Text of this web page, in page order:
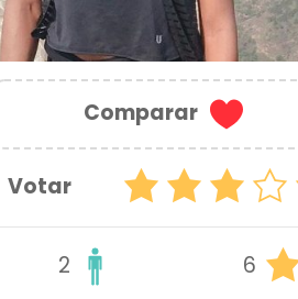
Comparar
Votar
2 6